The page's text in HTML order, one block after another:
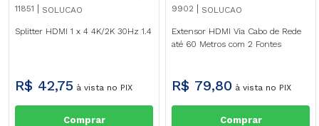
11851 SOLUCAO
Splitter HDMI 1 x 4 4K/2K 30Hz 1.4
R$ 42,75 à vista no PIX
Comprar
9902 SOLUCAO
Extensor HDMI Via Cabo de Rede
até 60 Metros com 2 Fontes
R$ 79,80 à vista no PIX
Comprar